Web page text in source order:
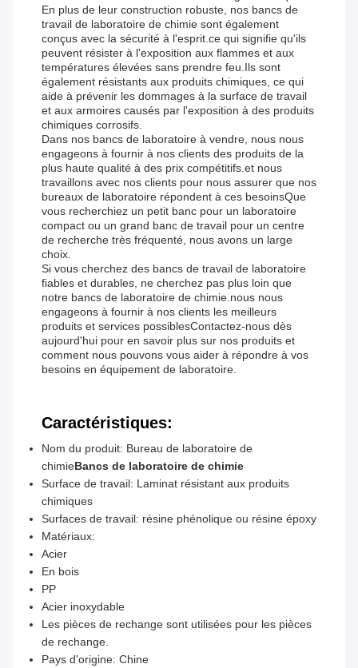
En plus de leur construction robuste, nos bancs de
travail de laboratoire de chimie sont également
conçus avec la sécurité à l'esprit.ce qui signifie qu'ils
peuvent résister à l'exposition aux flammes et aux
températures élevées sans prendre feu.Ils sont
également résistants aux produits chimiques, ce qui
aide à prévenir les dommages à la surface de travail
et aux armoires causés par l'exposition à des produits
chimiques corrosifs.
Dans nos bancs de laboratoire à vendre, nous nous
engageons à fournir à nos clients des produits de la
plus haute qualité à des prix compétitifs.et nous
travaillons avec nos clients pour nous assurer que nos
bureaux de laboratoire répondent à ces besoinsQue
vous recherchiez un petit banc pour un laboratoire
compact ou un grand banc de travail pour un centre
de recherche très fréquenté, nous avons un large
choix.
Si vous cherchez des bancs de travail de laboratoire
fiables et durables, ne cherchez pas plus loin que
notre bancs de laboratoire de chimie.nous nous
engageons à fournir à nos clients les meilleurs
produits et services possiblesContactez-nous dès
aujourd'hui pour en savoir plus sur nos produits et
comment nous pouvons vous aider à répondre à vos
besoins en équipement de laboratoire.
Caractéristiques:
Nom du produit: Bureau de laboratoire de
chimieBancs de laboratoire de chimie
Surface de travail: Laminat résistant aux produits
chimiques
Surfaces de travail: résine phénolique ou résine époxy
Matériaux:
Acier
En bois
PP
Acier inoxydable
Les pièces de rechange sont utilisées pour les pièces
de rechange.
Pays d'origine: Chine